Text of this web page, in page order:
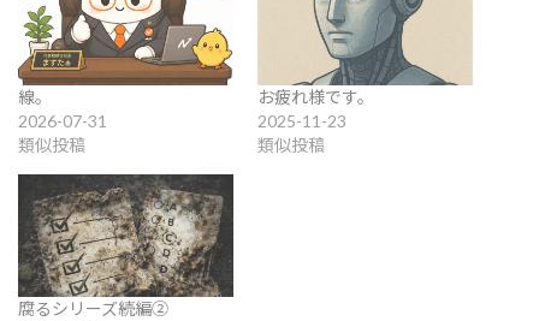
線。
2026-07-31
類似投稿
お疲れ様です。
2025-11-23
類似投稿
腐るシリーズ続編②